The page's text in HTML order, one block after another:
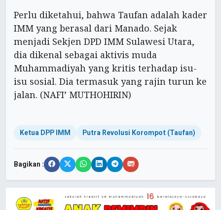
Perlu diketahui, bahwa Taufan adalah kader
IMM yang berasal dari Manado. Sejak
menjadi Sekjen DPD IMM Sulawesi Utara,
dia dikenal sebagai aktivis muda
Muhammadiyah yang kritis terhadap isu-
isu sosial. Dia termasuk yang rajin turun ke
jalan. (NAFI’ MUTHOHIRIN)
Ketua DPP IMM Putra Revolusi Korompot (Taufan)
Bagikan :